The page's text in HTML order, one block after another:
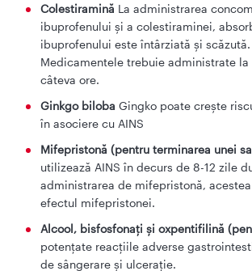
Colestiramină La administrarea
ibuprofenului și a colestiraminei,
ibuprofenului este întârziată și scăzută.
Medicamentele trebuie administrate la
câteva ore.
Ginkgo biloba Gingko poate crește
în asociere cu AINS
Mifepristonă (pentru terminarea unei
utilizează AINS în decurs de 8-12 zile
administrarea de mifepristonă,
efectul mifepristonei.
Alcool, bisfosfonați și oxpentifilină
potențate reacțiile adverse
de sângerare și ulcerație.